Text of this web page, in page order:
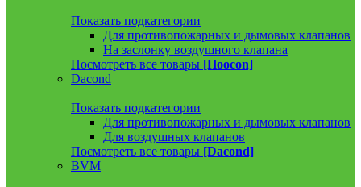
Показать подкатегории
Для противопожарных и дымовых клапанов
На заслонку воздушного клапана
Посмотреть все товары [Hoocon]
Dacond
Показать подкатегории
Для противопожарных и дымовых клапанов
Для воздушных клапанов
Посмотреть все товары [Dacond]
BVM